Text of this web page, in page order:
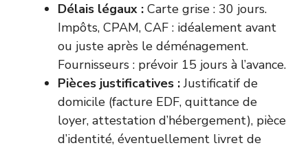
Délais légaux : Carte grise : 30 jours.
Impôts, CPAM, CAF : idéalement avant
ou juste après le déménagement.
Fournisseurs : prévoir 15 jours à l’avance.
Pièces justificatives :Justificatif de
domicile (facture EDF, quittance de
loyer, attestation d’hébergement), pièce
d’identité, éventuellement livret de